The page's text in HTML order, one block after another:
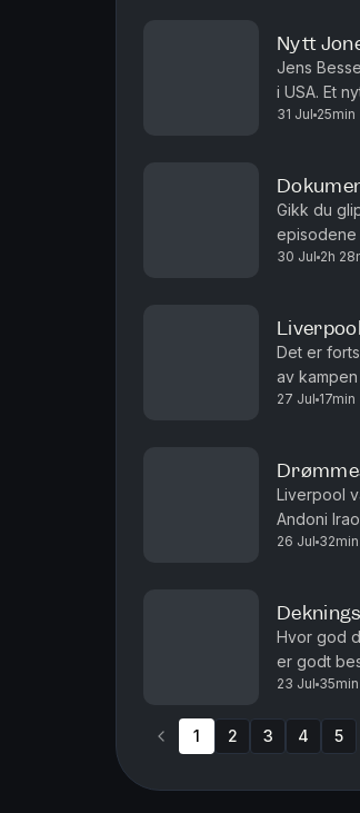
28:46 Hvilke kamper
31:55 Liverpool er
35:44 Rivaliseringen
Hosted on Acast. See
Nytt
Jens
i USA. Et
31 Jul 25min
Gikk du
episodene
det som er
30 Jul 2h
Det er
av
Bessesen
27 Jul 17min
Liverpool
Andoni
med seg
26 Jul 32min
Hvor god
er godt
vi
23 Jul 35min
1 2 3 4 5